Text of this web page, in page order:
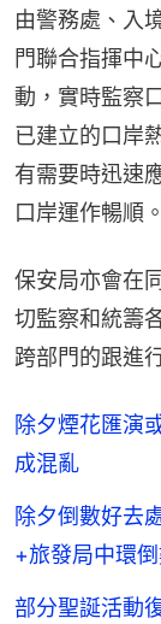
由警務處、入
門聯合指揮中
動，實時監察
已建立的口岸
有需要時迅速
口岸運作暢順。
保安局亦會在
切監察和統籌
跨部門的跟進
除夕煙花匯
成混亂
除夕倒數好去
+旅發局中環
部分聖誕活動